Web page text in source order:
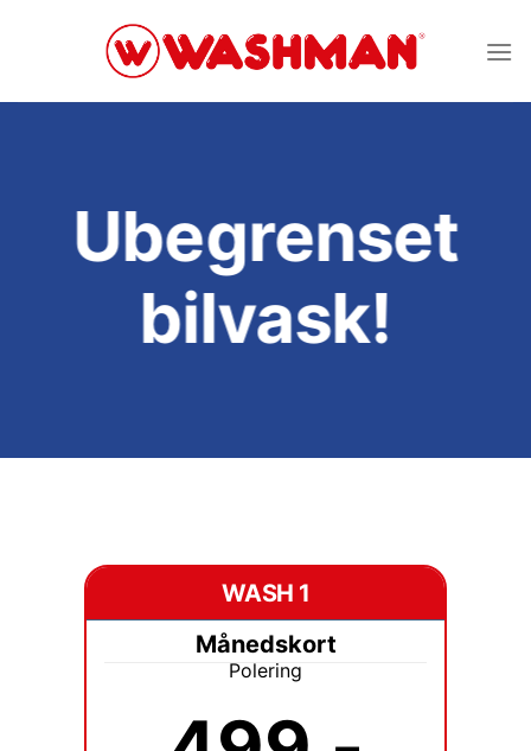
Ubegrenset
bilvask!
WASH 1
Månedskort
Polering